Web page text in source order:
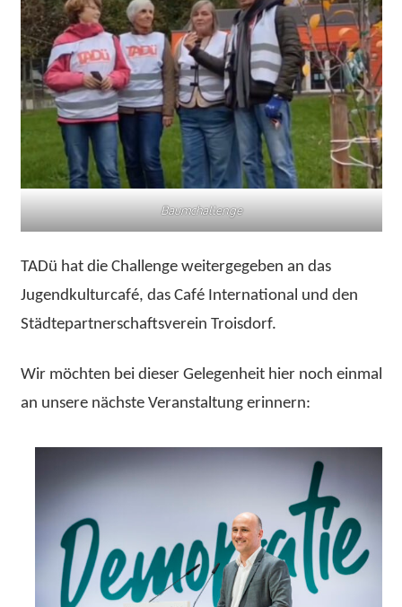
Baumchallenge
TADü hat die Challenge weitergegeben an das
Jugendkulturcafé, das Café International und den
Städtepartnerschaftsverein Troisdorf.
Wir möchten bei dieser Gelegenheit hier noch einmal
an unsere nächste Veranstaltung erinnern: